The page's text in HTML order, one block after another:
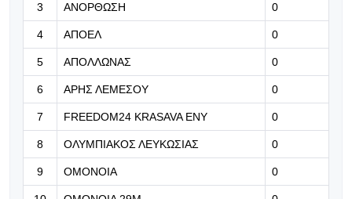
09.08.2026 | 11:05
Shanghai Masters: Η επιστροφή
του Φέντερερ
09.08.2026 | 10:52
«Κλείνει» το πρόγραμμα των
φιλικών
Ο Ντε Πολ σκόραρε κι αφιέρωσε το
3 ΑΝΟΡΘΩΣΗ 0
4 ΑΠΟΕΛ 0
5 ΑΠΟΛΛΩΝΑΣ 0
6 ΑΡΗΣ ΛΕΜΕΣΟΥ 0
7 FREEDOM24 KRASAVA ΕΝΥ 0
8 ΟΛΥΜΠΙΑΚΟΣ ΛΕΥΚΩΣΙΑΣ 0
9 ΟΜΟΝΟΙΑ 0